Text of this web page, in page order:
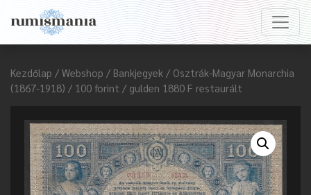
Kezdőlap / Webshop / Bankjegyek / Osztrák-Magyar Monarchia
(1867-1918) / 100 forint / gulden 1880 F restaurált